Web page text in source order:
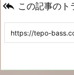
 この記事のト